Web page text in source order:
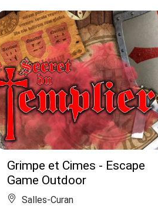
Grimpe et Cimes - Escape
Game Outdoor
Salles-Curan